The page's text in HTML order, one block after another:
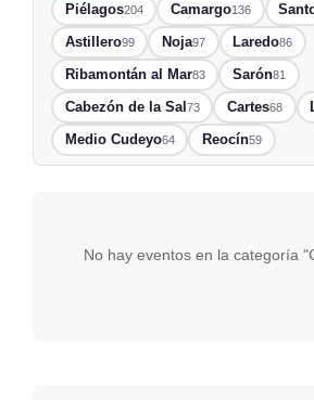
Piélagos204 Camargo136
Astillero99 Noja97 Laredo86
Ribamontán al Mar83 Sarón81
Cabezón de la Sal 73 Cartes68
Medio Cudeyo64 Reocín59
No hay eventos en la categoría